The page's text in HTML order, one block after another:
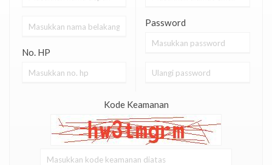
No. HP
Password
Kode Keamanan